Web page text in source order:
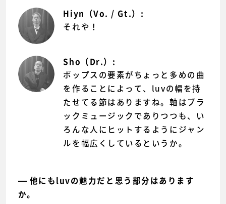
Hiyn（Vo. / Gt.）:
それや！
Sho（Dr.）:
ポップスの要素がちょっと多めの曲
を作ることによって、luvの幅を持
たせてる節はありますね。軸はブラ
ックミュージックでありつつも、い
ろんな人にヒットするようにジャン
ルを幅広くしているというか。
他にもluvの魅力だと思う部分はあります
か。